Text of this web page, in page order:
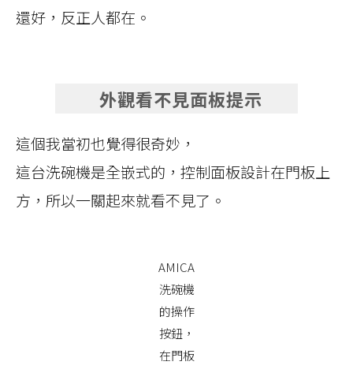
還好，反正人都在。
外觀看不見面板提示
這個我當初也覺得很奇妙，
這台洗碗機是全嵌式的，控制面板設計在門板上
方，所以一關起來就看不見了。
AMICA
洗碗機
的操作
按鈕，
在門板